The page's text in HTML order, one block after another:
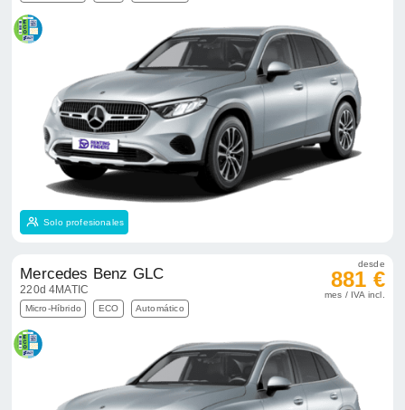
Solo profesionales
Mercedes Benz GLC
220d 4MATIC
Micro-Híbrido ECO Automático
desde
881 €
mes / IVA incl.